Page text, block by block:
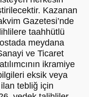
Kazanan
Gazetesi’nde
taahhütlü
meydana
ve Ticaret
ikramiye
eksik veya
tebliğ için